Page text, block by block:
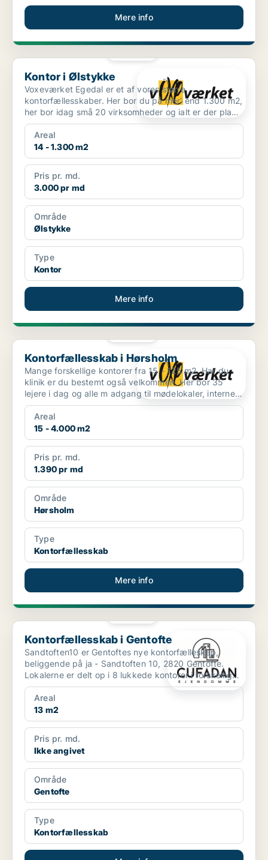
Mere info
Kontor i Ølstykke
Kontor i Ølstykke
Voxeværket Egedal er et af vores større
kontorfællesskaber. Her bor du på mer' end 1.300 m2,
her bor idag små 20 virksomheder og ialt er der plads
til ca. 25...
Areal
14 - 1.300 m2
Pris pr. md.
3.000 pr md
Område
Ølstykke
Type
Kontor
Mere info
Kontorfællesskab i Hørsholm
Kontorfællesskab i Hørsholm
Mange forskellige kontorer fra 15 - 125 m2. Har du
klinik er du bestemt også velkommen. Her bor 35
lejere i dag og alle m adgang til mødelokaler, internet
og...
Areal
15 - 4.000 m2
Pris pr. md.
1.390 pr md
Område
Hørsholm
Type
Kontorfællesskab
Mere info
Kontorfællesskab i Gentofte
Kontorfællesskab i Gentofte
Sandtoften10 er Gentoftes nye kontorfælleskab,
beliggende på ja - Sandtoften 10, 2820 Gentofte.
Lokalerne er delt op i 8 lukkede kontorer i forskellige
st...
Areal
13 m2
Pris pr. md.
Ikke angivet
Område
Gentofte
Type
Kontorfællesskab